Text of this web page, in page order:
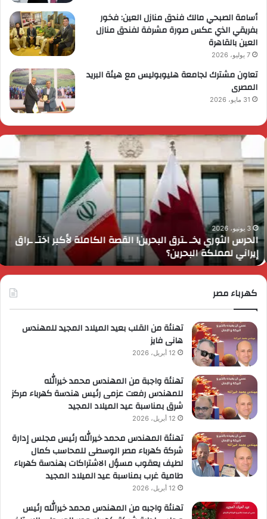
أسامة الصبحي مالك فندق منازل العين: فخور
بفريقي الذي عكس صورة مشرفة لفندق منازل
العين بالقاهرة
7 يوليو، 2026
تعاون مشترك لجامعة هليوبوليس مع هيئة البريد
المصرى
31 مايو، 2026
الحرس
يخـ
ـترق
البحرين!
القصة
الكاملة
لأكبر
اختـ
ـراق
إيراني
لمملكة
البحرين؟
3 يونيو، 2026
الحرس الثوري يخـ ـترق البحرين! القصة الكاملة لأكبر اختـ ـراق
إيراني لمملكة البحرين؟
كهرباء مصر
تهنئة من القلب بعيد الميلاد المجيد للمهندس
هانى فايز
12 أبريل، 2026
تهنئة واجبة من المهندس محمد خيرالله
للمهندس رفعت عزمى رئيس هندسة كهرباء مركز
شرق بمناسبة عيد الميلاد المجيد
12 أبريل، 2026
تهنئة المهندس محمد خيرالله رئيس مجلس إدارة
شركة كهرباء مصر الوسطى للمحاسب كمال
لطيف يعقوب مسؤل الاشتراكات بهندسة كهرباء
طامية غرب بمناسبة عيد الميلاد المجيد
12 أبريل، 2026
تهنئة واجبه من المهندس محمد خيرالله رئيس